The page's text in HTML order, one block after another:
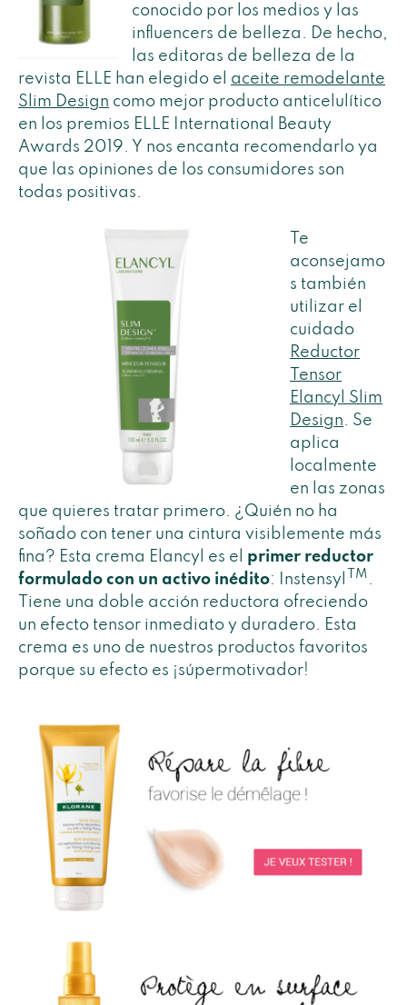
conocido por los medios y las
influencers de belleza. De hecho,
las editoras de belleza de la
revista ELLE han elegido el aceite remodelante
Slim Design como mejor producto anticelulítico
en los premios ELLE International Beauty
Awards 2019. Y nos encanta recomendarlo ya
que las opiniones de los consumidores son
todas positivas.
Te
aconsejamo
s también
utilizar el
cuidado
Reductor
Tensor
Elancyl Slim
Design. Se
aplica
localmente
en las zonas
que quieres tratar primero. ¿Quién no ha
soñado con tener una cintura visiblemente más
fina? Esta crema Elancyl es el primer reductor
formulado con un activo inédito: Instensyl TM .
Tiene una doble acción reductora ofreciendo
un efecto tensor inmediato y duradero. Esta
crema es uno de nuestros productos favoritos
porque su efecto es ¡súpermotivador!